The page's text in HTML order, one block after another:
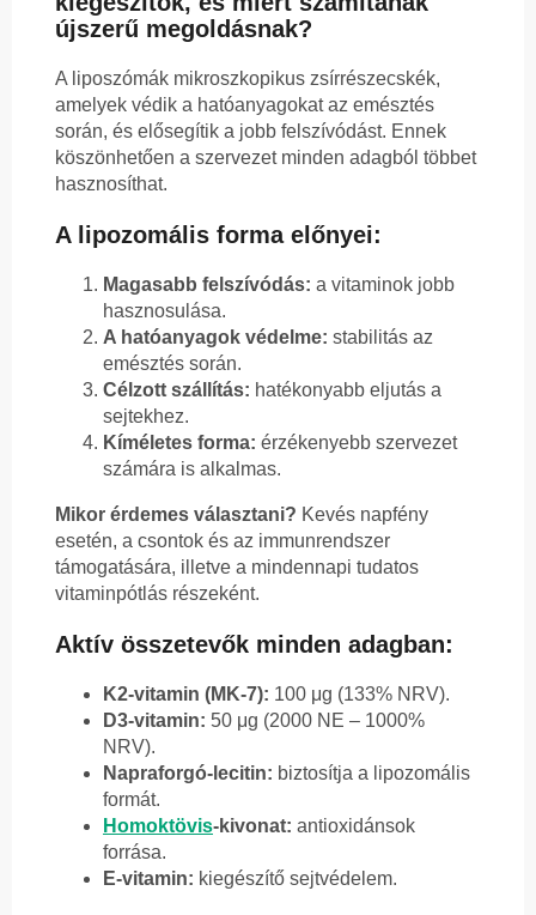
újszerű megoldásnak?
A liposzómák mikroszkopikus zsírrészecskék,
amelyek védik a hatóanyagokat az emésztés
során, és elősegítik a jobb felszívódást. Ennek
köszönhetően a szervezet minden adagból többet
hasznosíthat.
A lipozomális forma előnyei:
Magasabb felszívódás: a vitaminok jobb
hasznosulása.
A hatóanyagok védelme: stabilitás az
emésztés során.
Célzott szállítás: hatékonyabb eljutás a
sejtekhez.
Kíméletes forma: érzékenyebb szervezet
számára is alkalmas.
Mikor érdemes választani? Kevés napfény
esetén, a csontok és az immunrendszer
támogatására, illetve a mindennapi tudatos
vitaminpótlás részeként.
Aktív összetevők minden adagban:
K2-vitamin (MK-7): 100 μg (133% NRV).
D3-vitamin: 50 μg (2000 NE – 1000%
NRV).
Napraforgó-lecitin: biztosítja a lipozomális
formát.
Homoktövis-kivonat: antioxidánsok
forrása.
E-vitamin: kiegészítő sejtvédelem.